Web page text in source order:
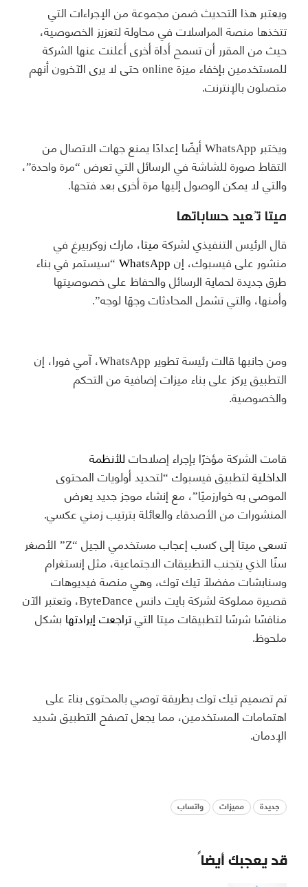
ويعتبر هذا التحديث ضمن مجموعة من الإجراءات التي
تتخذها منصة المراسلات في محاولة لتعزيز الخصوصية،
حيث من المقرر أن تسمح أداة أخرى أعلنت عنها الشركة
للمستخدمين بإخفاء ميزة online حتى لا يرى الآخرون أنهم
متصلون بالإنترنت.
ويختبر WhatsApp أيضًا إعدادًا يمنع جهات الاتصال من
التقاط صورة للشاشة في الرسائل التي تعرض “مرة واحدة”،
والتي لا يمكن الوصول إليها مرة أخرى بعد فتحها.
ميتا تُعيد حساباتها
قال الرئيس التنفيذي لشركةميتا، مارك زوكربيرغ في
منشور على فيسبوك، إنWhatsApp“سيستمر في بناء
طرق جديدة لحماية الرسائل والحفاظ على خصوصيتها
وأمنها، والتي تشمل المحادثات وجهًا لوجه”.
ومن جانبها قالت رئيسة تطوير WhatsApp، آمي فورا، إن
التطبيق يركز على بناء ميزات إضافية من التحكم
والخصوصية.
قامت الشركة مؤخرًا بإجراء إصلاحاتللأنظمة
الداخليةلتطبيق فيسبوك “لتحديد أولويات المحتوى
الموصى به خوارزميًا”، مع إنشاء موجز جديد يعرض
المنشورات من الأصدقاء والعائلة بترتيب زمني عكسي.
تسعى ميتا إلى كسب إعجاب مستخدمي الجيل “Z” الأصغر
سنًا الذي يتجنب التطبيقات الاجتماعية، مثل إنستغرام
وسنابشات مفضلًا تيك توك، وهي منصة فيديوهات
قصيرة مملوكة لشركة بايت دانس ByteDance، وتعتبر الآن
منافسًا شرسًا لتطبيقات ميتا التيتراجعت إيرادتها بشكل
ملحوظ.
تم تصميم تيك توك بطريقة توصي بالمحتوى بناءً على
اهتمامات المستخدمين، مما يجعل تصفح التطبيق شديد
الإدمان.
جديدة مميزات واتساب
قد يعجبك أيضاً